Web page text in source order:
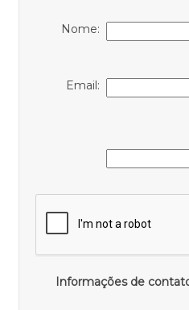
Nome:
Email:
Informações de